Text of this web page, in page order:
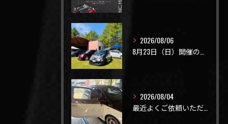
2026/08/06
2026/08/04
最近よくご依頼いただく、弊社おすすめメニュー！